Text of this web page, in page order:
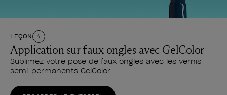
LEÇON 5
Application sur faux ongles avec GelColor
Sublimez votre pose de faux ongles avec les vernis
semi-permanents GelColor.